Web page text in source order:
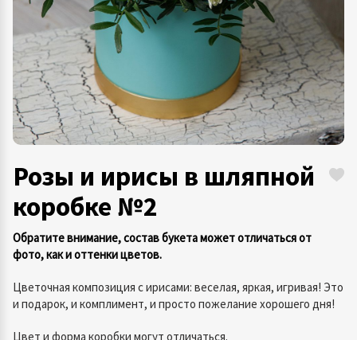
Розы и ирисы в шляпной
коробке №2
Обратите внимание, состав букета может отличаться от
фото, как и оттенки цветов.
Цветочная композиция с ирисами: веселая, яркая, игривая! Это
и подарок, и комплимент, и просто пожелание хорошего дня!
Цвет и форма коробки могут отличаться.